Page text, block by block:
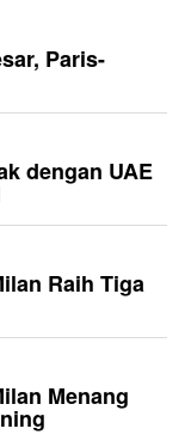
Paris-
dengan UAE
Raih Tiga
Menang